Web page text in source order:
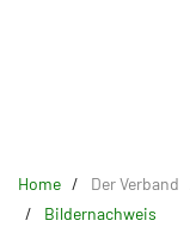
Home Der Verband
Bildernachweis